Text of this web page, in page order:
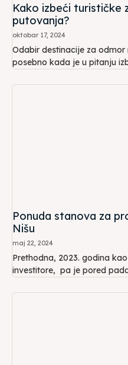
Kako izbeći turističke
putovanja?
oktobar 17, 2024
Odabir destinacije za odmor
posebno kada je u pitanju
Ponuda stanova za
Nišu
maj 22, 2024
Prethodna, 2023. godina
investitore, pa je pored